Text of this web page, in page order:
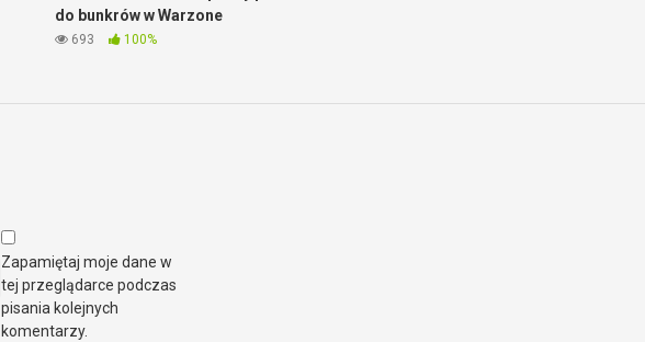
do bunkrów w Warzone
693 100%
Zapamiętaj moje dane w
tej przeglądarce podczas
pisania kolejnych
komentarzy.